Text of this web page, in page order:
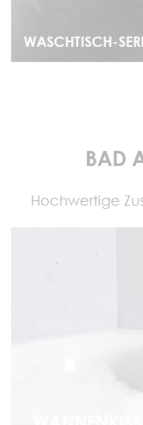
WASCHTISCH-
BAD
Hochwertige